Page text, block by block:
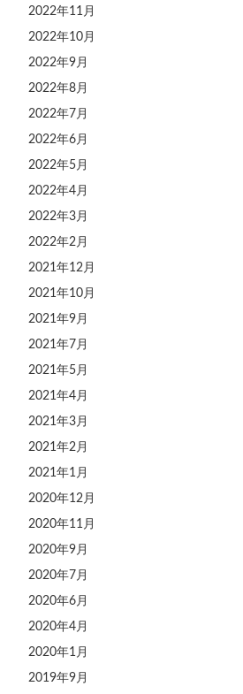
2022年11月
2022年10月
2022年9月
2022年8月
2022年7月
2022年6月
2022年5月
2022年4月
2022年3月
2022年2月
2021年12月
2021年10月
2021年9月
2021年7月
2021年5月
2021年4月
2021年3月
2021年2月
2021年1月
2020年12月
2020年11月
2020年9月
2020年7月
2020年6月
2020年4月
2020年1月
2019年9月